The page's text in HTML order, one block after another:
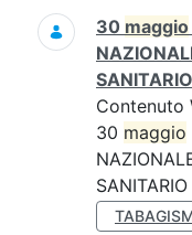
Ricerca
30 maggio
Contenuto
30 maggio